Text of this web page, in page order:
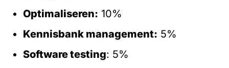
Optimaliseren: 10%
Kennisbank management: 5%
Software testing: 5%